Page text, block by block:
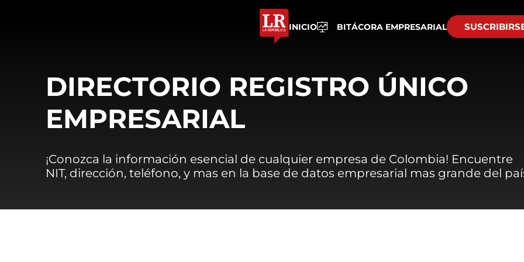
INICIO BITÁCORA EMPRESARIAL
DIRECTORIO REGISTRO ÚNICO
EMPRESARIAL
¡Conozca la información esencial de cualquier empresa de Colombia! Encuentre
NIT, dirección, teléfono, y mas en la base de datos empresarial mas grande del